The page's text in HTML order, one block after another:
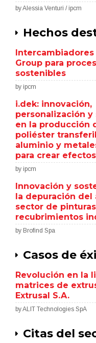
by Alessia Venturi / ipcm
Hechos
Group para
sostenibles
by ipcm
i.dek: innovación,
personalización
en la producción
poliéster
aluminio y
para crear
by ipcm
Innovación y
la depuración del
sector de
recubrimientos
by Brofind Spa
Casos de
Revolución en la
matrices de
Extrusal S.A.
by ALIT Technologies SpA
Citas del